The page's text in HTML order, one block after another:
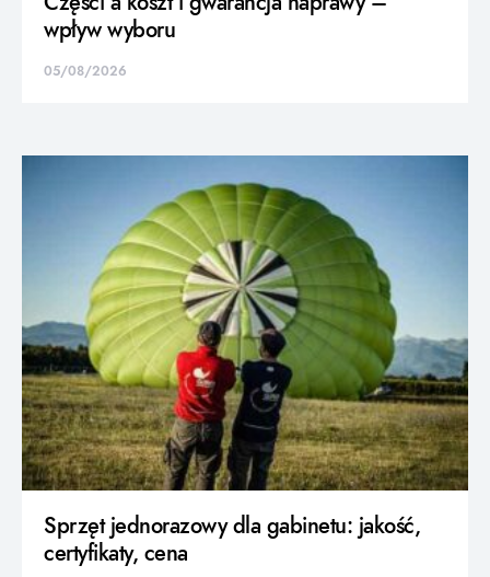
wpływ wyboru
05/08/2026
Sprzęt jednorazowy dla gabinetu: jakość,
certyfikaty, cena